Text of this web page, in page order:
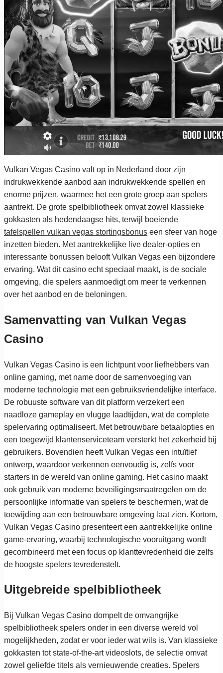
Vulkan Vegas Casino valt op in Nederland door zijn
indrukwekkende aanbod aan indrukwekkende spellen en
enorme prijzen, waarmee het een grote groep aan spelers
aantrekt. De grote spelbibliotheek omvat zowel klassieke
gokkasten als hedendaagse hits, terwijl boeiende
tafelspellen vulkan vegas stortingsbonus een sfeer van hoge
inzetten bieden. Met aantrekkelijke live dealer-opties en
interessante bonussen belooft Vulkan Vegas een bijzondere
ervaring. Wat dit casino echt speciaal maakt, is de sociale
omgeving, die spelers aanmoedigt om meer te verkennen
over het aanbod en de beloningen.
Samenvatting van Vulkan Vegas
Casino
Vulkan Vegas Casino is een lichtpunt voor liefhebbers van
online gaming, met name door de samenvoeging van
moderne technologie met een gebruiksvriendelijke interface.
De robuuste software van dit platform verzekert een
naadloze gameplay en vlugge laadtijden, wat de complete
spelervaring optimaliseert. Met betrouwbare betaalopties en
een toegewijd klantenserviceteam versterkt het zekerheid bij
gebruikers. Bovendien heeft Vulkan Vegas een intuïtief
ontwerp, waardoor verkennen eenvoudig is, zelfs voor
starters in de wereld van online gaming. Het casino maakt
ook gebruik van moderne beveiligingsmaatregelen om de
persoonlijke informatie van spelers te beschermen, wat de
toewijding aan een betrouwbare omgeving laat zien. Kortom,
Vulkan Vegas Casino presenteert een aantrekkelijke online
game-ervaring, waarbij technologische vooruitgang wordt
gecombineerd met een focus op klanttevredenheid die zelfs
de hoogste spelers tevredenstelt.
Uitgebreide spelbibliotheek
Bij Vulkan Vegas Casino dompelt de omvangrijke
spelbibliotheek spelers onder in een diverse wereld vol
mogelijkheden, zodat er voor ieder wat wils is. Van klassieke
gokkasten tot state-of-the-art videoslots, de selectie omvat
zowel geliefde titels als vernieuwende creaties. Spelers